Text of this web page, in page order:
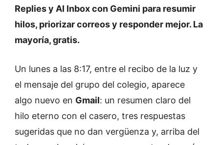
Replies y AI Inbox con Gemini para resumir
hilos, priorizar correos y responder mejor. La
mayoría, gratis.
Un lunes a las 8:17, entre el recibo de la luz y
el mensaje del grupo del colegio, aparece
algo nuevo en Gmail: un resumen claro del
hilo eterno con el casero, tres respuestas
sugeridas que no dan vergüenza y, arriba del